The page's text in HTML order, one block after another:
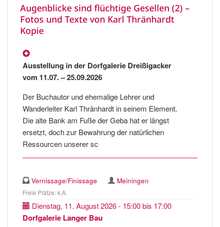
Augenblicke sind flüchtige Gesellen (2) –
Fotos und Texte von Karl Thränhardt
Kopie
Ausstellung in der Dorfgalerie Dreißigacker
vom 11.07. – 25.09.2026
Der Buchautor und ehemalige Lehrer und
Wanderleiter Karl Thränhardt in seinem Element.
Die alte Bank am Fuße der Geba hat er längst
ersetzt, doch zur Bewahrung der natürlichen
Ressourcen unserer sc
Vernissage/Finissage Meiningen
Freie Plätze: k.A.
Dienstag, 11. August 2026 - 15:00 bis 17:00
Dorfgalerie Langer Bau